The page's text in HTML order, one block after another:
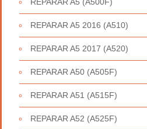
REPARAR A5 2016 (A510)
REPARAR A5 2017 (A520)
REPARAR A50 (A505F)
REPARAR A51 (A515F)
REPARAR A52 (A525F)